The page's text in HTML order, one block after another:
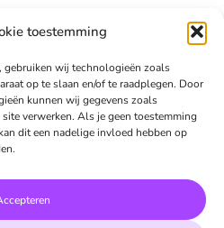
toestemming
gebruiken wij technologieën zoals
op te slaan en/of te raadplegen. Door
kunnen wij gegevens zoals
verwerken. Als je geen toestemming
dit een nadelige invloed hebben op